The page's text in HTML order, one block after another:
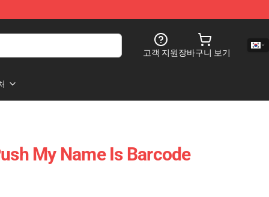
고객 지원장바구니 보기
My Name Is Barcode